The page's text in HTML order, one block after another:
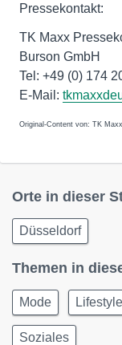
Pressekontakt:
TK Maxx
Burson GmbH
Tel: +49 (0) 174
E-Mail:
Original-Content von: TK
Orte in dieser
Düsseldorf
Themen in
Mode Lifestyle
Soziales